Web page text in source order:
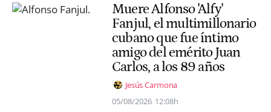
Muere Alfonso 'Alfy'
Fanjul, el multimillonario
cubano que fue íntimo
amigo del emérito Juan
Carlos, a los 89 años
Jesús Carmona
05/08/2026 12:08h